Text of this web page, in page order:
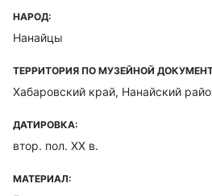
НАРОД:
Нанайцы
ТЕРРИТОРИЯ ПО МУЗЕЙНОЙ
Хабаровский край, Нанайский
ДАТИРОВКА:
втор. пол. XX в.
МАТЕРИАЛ: